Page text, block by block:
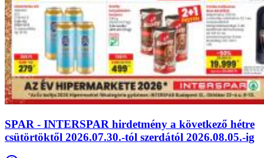
SPAR - INTERSPAR hirdetmény a következő hétre
csütörtöktől 2026.07.30.-tól szerdától 2026.08.05.-ig